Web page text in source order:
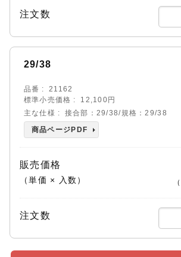
注文数
29/38
品番
21162
標準小売価格
12,100円
主な仕様
接合部：29/38/規格：29/38
商品ページPDF
販売価格
（単価 × 入数） （
注文数